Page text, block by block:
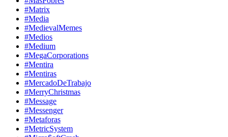
#Matrix
#Media
#MedievalMemes
#Medios
#Medium
#MegaCorporations
#Mentira
#Mentiras
#MercadoDeTrabajo
#MerryChristmas
#Message
#Messenger
#Metaforas
#MetricSystem